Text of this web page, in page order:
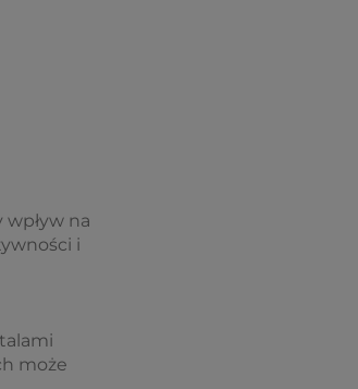
wpływ na
i
może